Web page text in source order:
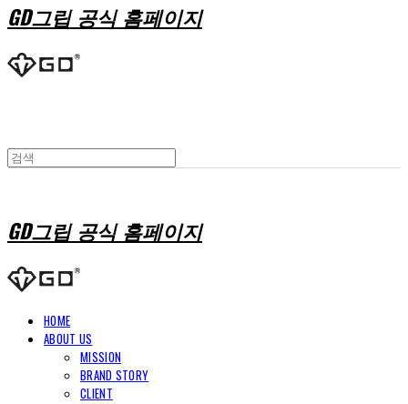
GD그립 공식 홈페이지
GD그립 공식 홈페이지
HOME
ABOUT US
MISSION
BRAND STORY
CLIENT